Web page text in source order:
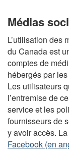
Médias
L’utilisation des
du Canada est
comptes de
hébergés par
Les utilisateurs
l’entremise de
service et les
fournisseurs de
y avoir accès.
Facebook (en